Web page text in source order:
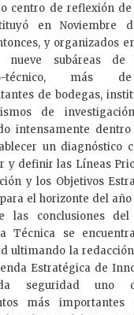
centro de reflexión de
en Noviembre
y organizados
nueve subáreas de
técnico, más
de bodegas,
de
intensamente
un diagnóstico
y definir las Líneas
y los Objetivos
el horizonte del año
las conclusiones
Técnica se
ultimando la
Estratégica de
seguridad uno
más importantes